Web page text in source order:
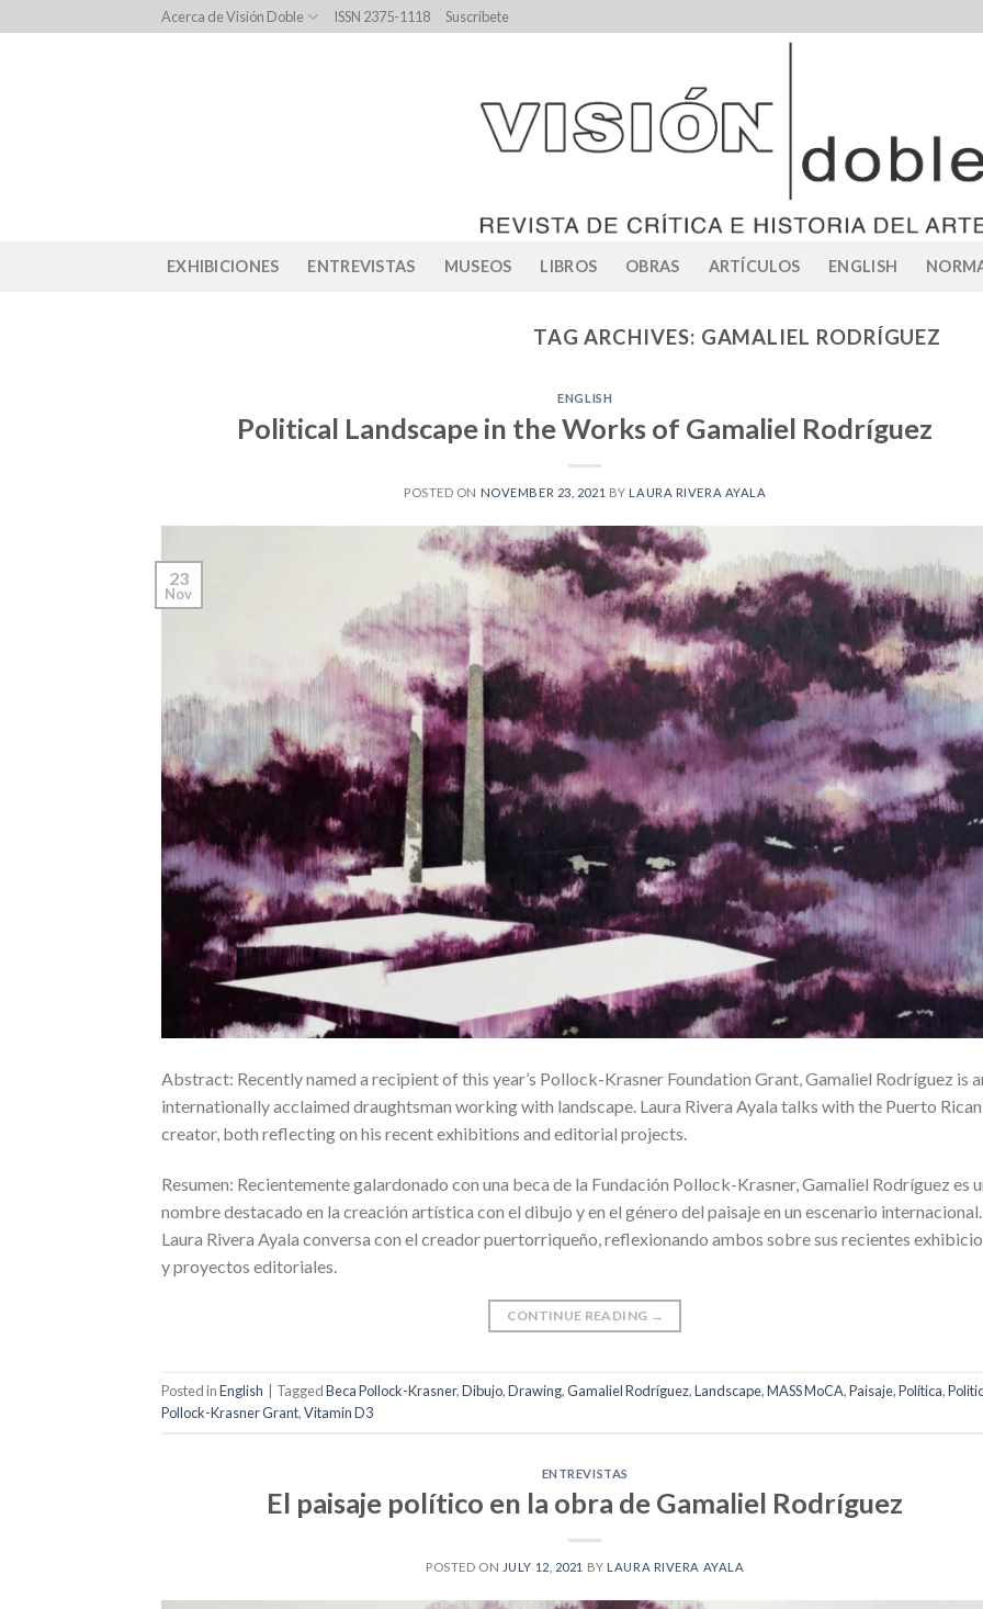
to
Acerca de Visión Doble ISSN 2375-1118 Suscríbete
EXHIBICIONES ENTREVISTAS MUSEOS LIBROS OBRAS ARTÍCULOS ENGLISH
TAG ARCHIVES: GAMALIEL RODRÍGUEZ
ENGLISH
Political Landscape in the Works of Gamaliel Rodríguez
POSTED ON NOVEMBER 23, 2021 BY LAURA RIVERA AYALA
23
Nov
Abstract: Recently named a recipient of this year’s Pollock-Krasner Foundation Grant, Gamaliel Rodríguez is
internationally acclaimed draughtsman working with landscape. Laura Rivera Ayala talks with the Puerto Rican
creator, both reflecting on his recent exhibitions and editorial projects.
Resumen: Recientemente galardonado con una beca de la Fundación Pollock-Krasner, Gamaliel Rodríguez es
nombre destacado en la creación artística con el dibujo y en el género del paisaje en un escenario internacional.
Laura Rivera Ayala conversa con el creador puertorriqueño, reflexionando ambos sobre sus recientes
y proyectos editoriales.
CONTINUE READING →
Posted inEnglish TaggedBeca Pollock-Krasner,Dibujo,Drawing,Gamaliel Rodríguez,Landscape,MASS MoCA,Paisaje,Política,
Pollock-Krasner Grant,Vitamin D3
ENTREVISTAS
El paisaje político en la obra de Gamaliel Rodríguez
POSTED ON JULY 12, 2021 BY LAURA RIVERA AYALA